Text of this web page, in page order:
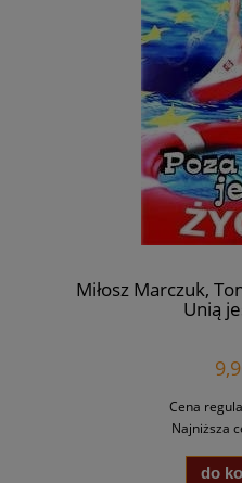
Miłosz Marczuk,
Unią
Cena
Najniższa
do